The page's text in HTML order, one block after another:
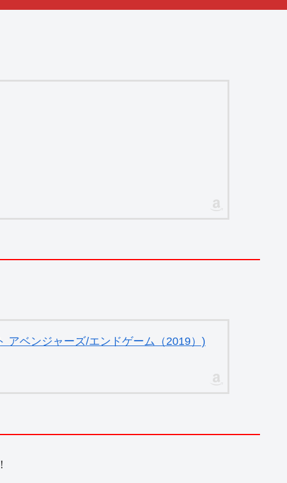
アベンジャーズ/エンドゲーム（2019）)